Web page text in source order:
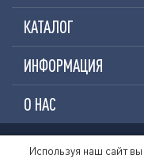
КАТАЛОГ
ИНФОРМАЦИЯ
О НАС
Используя наш сайт